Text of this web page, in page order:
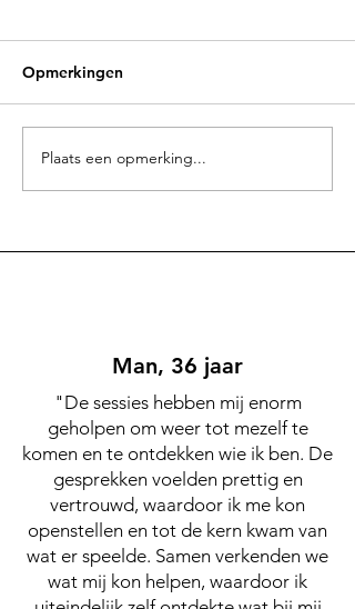
Afrikaanse Bobotie
Opmerkingen
Plaats een opmerking...
Man, 36 jaar
"De sessies hebben mij enorm
geholpen om weer tot mezelf te
komen en te ontdekken wie ik ben. De
gesprekken voelden prettig en
vertrouwd, waardoor ik me kon
openstellen en tot de kern kwam van
wat er speelde. Samen verkenden we
wat mij kon helpen, waardoor ik